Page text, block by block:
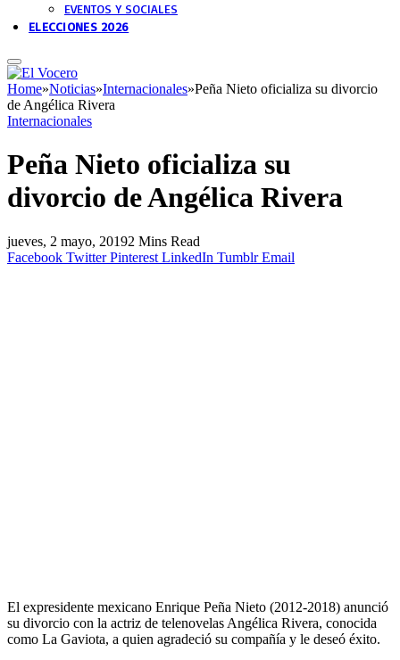
EVENTOS Y SOCIALES
ELECCIONES 2026
Home»Noticias»Internacionales»Peña Nieto oficializa su divorcio
de Angélica Rivera
Internacionales
Peña Nieto oficializa su
divorcio de Angélica Rivera
jueves, 2 mayo, 20192 Mins Read
Facebook Twitter Pinterest LinkedIn Tumblr Email
El expresidente mexicano Enrique Peña Nieto (2012-2018) anunció
su divorcio con la actriz de telenovelas Angélica Rivera, conocida
como La Gaviota, a quien agradeció su compañía y le deseó éxito.